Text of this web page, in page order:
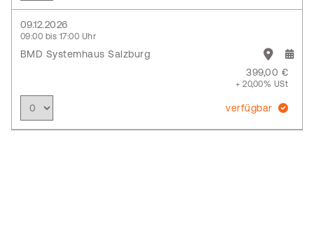
09.12.2026
09:00 bis 17:00 Uhr
BMD Systemhaus Salzburg
399,00 €
+ 20,00% USt
verfügbar